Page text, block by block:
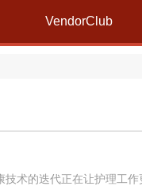
VendorClub
术的迭代正在让护理工